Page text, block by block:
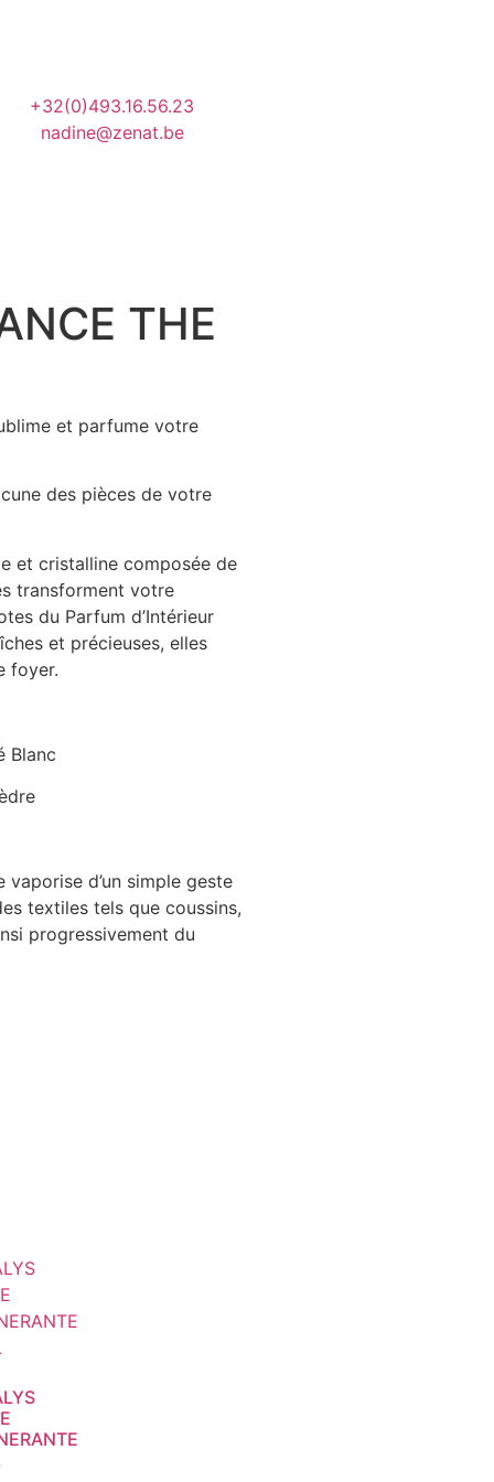
+32(0)493.16.56.23
nadine@zenat.be
THE
et parfume votre
des pièces de votre
et cristalline composée de
transforment votre
du Parfum d’Intérieur
et précieuses, elles
foyer.
Blanc
vaporise d’un simple geste
textiles tels que coussins,
progressivement du